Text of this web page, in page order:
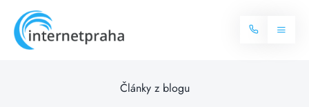
content
Toggle
Články z blogu